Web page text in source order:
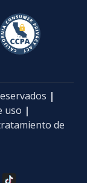
|
uso |
de